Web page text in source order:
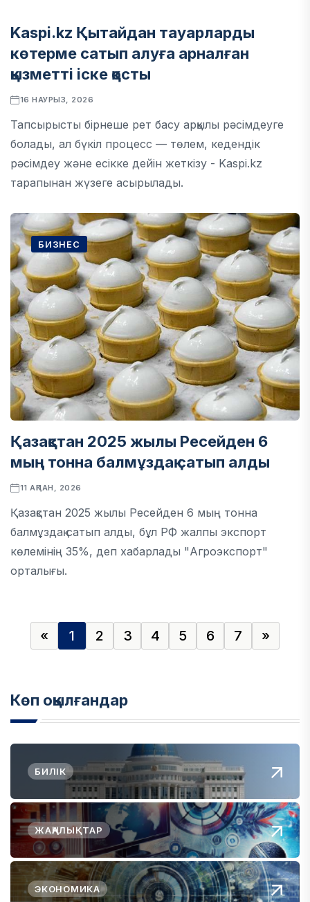
БИЗНЕС
Kaspi.kz Қытайдан тауарларды
көтерме сатып алуға арналған
қызметті іске қосты
16 НАУРЫЗ, 2026
Тапсырысты бірнеше рет басу арқылы рәсімдеуге
болады, ал бүкіл процесс — төлем, кедендік
рәсімдеу және есікке дейін жеткізу - Kaspi.kz
тарапынан жүзеге асырылады.
БИЗНЕС
Қазақстан 2025 жылы Ресейден 6
мың тонна балмұздақ сатып алды
11 АҚПАН, 2026
Қазақстан 2025 жылы Ресейден 6 мың тонна
балмұздақ сатып алды, бұл РФ жалпы экспорт
көлемінің 35%, деп хабарлады "Агроэкспорт"
орталығы.
« 1 2 3 4 5 6 7 »
Көп оқылғандар
БИЛІК
ЖАҢАЛЫҚТАР
ЭКОНОМИКА